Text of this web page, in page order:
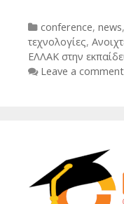
Categories
conference, news,
τεχνολογίες,
ΕΛΛΑΚ στην
Leave a comment